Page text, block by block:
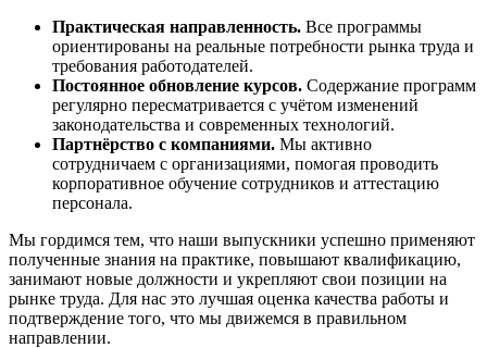
Практическая направленность. Все программы
ориентированы на реальные потребности рынка труда и
требования работодателей.
Постоянное обновление курсов. Содержание программ
регулярно пересматривается с учётом изменений
законодательства и современных технологий.
Партнёрство с компаниями. Мы активно
сотрудничаем с организациями, помогая проводить
корпоративное обучение сотрудников и аттестацию
персонала.
Мы гордимся тем, что наши выпускники успешно применяют
полученные знания на практике, повышают квалификацию,
занимают новые должности и укрепляют свои позиции на
рынке труда. Для нас это лучшая оценка качества работы и
подтверждение того, что мы движемся в правильном
направлении.